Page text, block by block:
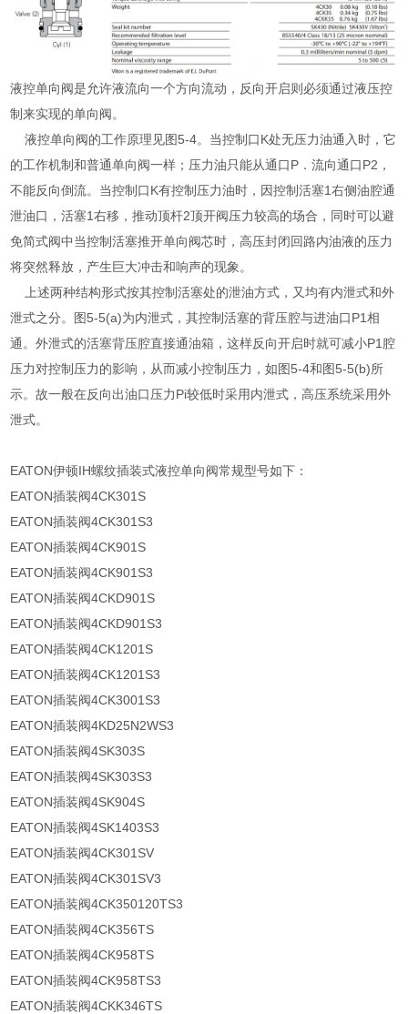
液控单向阀是允许液流向一个方向流动，反向开启则必须通过液压控
制来实现的单向阀。
液控单向阀的工作原理见图5-4。当控制口K处无压力油通入时，它
的工作机制和普通单向阀一样；压力油只能从通口P．流向通口P2，
不能反向倒流。当控制口K有控制压力油时，因控制活塞1右侧油腔通
泄油口，活塞1右移，推动顶杆2顶开阀压力较高的场合，同时可以避
免简式阀中当控制活塞推开单向阀芯时，高压封闭回路内油液的压力
将突然释放，产生巨大冲击和响声的现象。
上述两种结构形式按其控制活塞处的泄油方式，又均有内泄式和外
泄式之分。图5-5(a)为内泄式，其控制活塞的背压腔与进油口P1相
通。外泄式的活塞背压腔直接通油箱，这样反向开启时就可减小P1腔
压力对控制压力的影响，从而减小控制压力，如图5-4和图5-5(b)所
示。故一般在反向出油口压力Pi较低时采用内泄式，高压系统采用外
泄式。
EATON伊顿IH螺纹插装式液控单向阀常规型号如下：
EATON插装阀4CK301S
EATON插装阀4CK301S3
EATON插装阀4CK901S
EATON插装阀4CK901S3
EATON插装阀4CKD901S
EATON插装阀4CKD901S3
EATON插装阀4CK1201S
EATON插装阀4CK1201S3
EATON插装阀4CK3001S3
EATON插装阀4KD25N2WS3
EATON插装阀4SK303S
EATON插装阀4SK303S3
EATON插装阀4SK904S
EATON插装阀4SK1403S3
EATON插装阀4CK301SV
EATON插装阀4CK301SV3
EATON插装阀4CK350120TS3
EATON插装阀4CK356TS
EATON插装阀4CK958TS
EATON插装阀4CK958TS3
EATON插装阀4CKK346TS